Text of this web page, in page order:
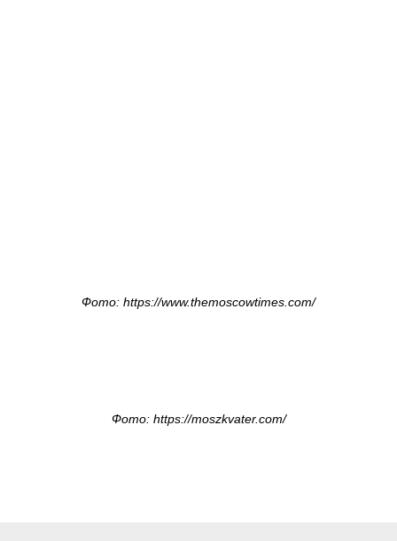
Фото: https://www.themoscowtimes.com/
Фото: https://moszkvater.com/